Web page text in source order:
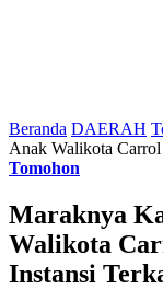
Beranda DAERAH
Anak Walikota
Tomohon
Maraknya
Walikota
Instansi